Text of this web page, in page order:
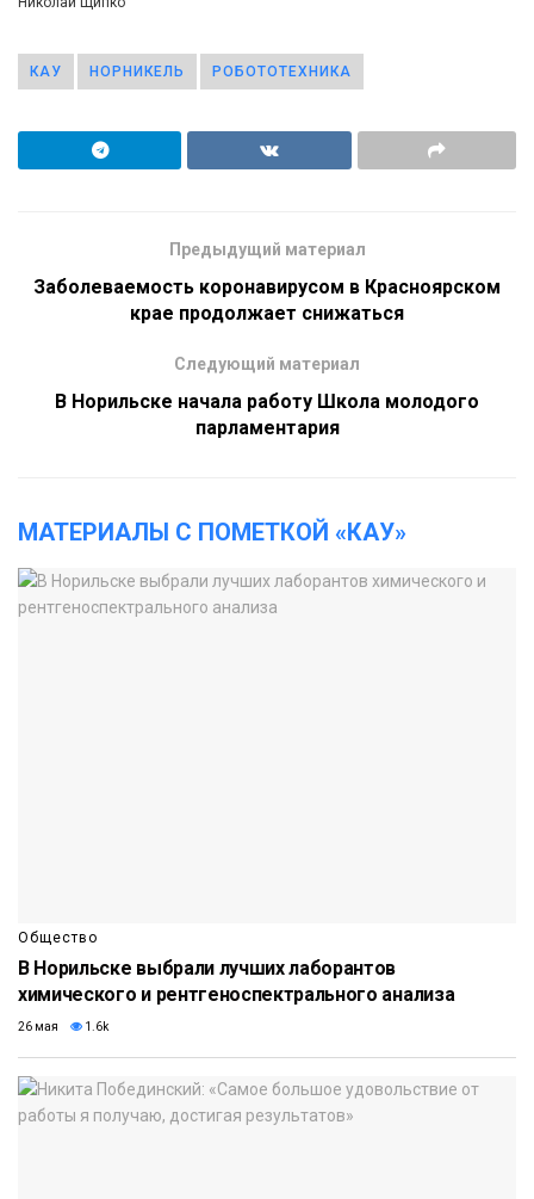
КАУ НОРНИКЕЛЬ РОБОТОТЕХНИКА
Предыдущий материал
Заболеваемость коронавирусом в Красноярском
крае продолжает снижаться
Следующий материал
В Норильске начала работу Школа молодого
парламентария
МАТЕРИАЛЫ С ПОМЕТКОЙ «КАУ»
Общество
В Норильске выбрали лучших лаборантов
химического и рентгеноспектрального анализа
26 мая 1.6k